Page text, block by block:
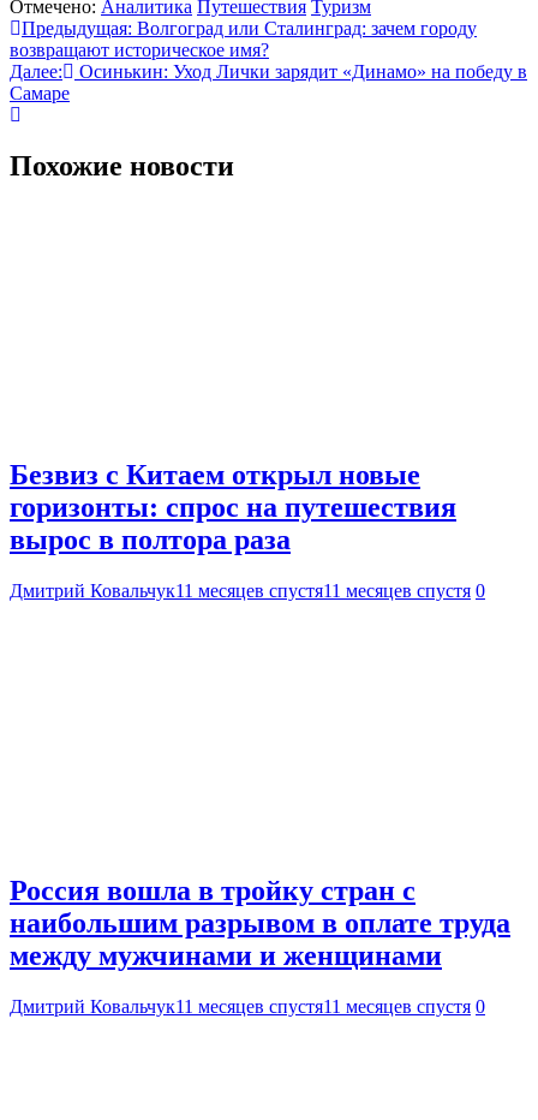
Отмечено: Аналитика Путешествия Туризм
Навигация
по
записям
Предыдущая: Волгоград или Сталинград: зачем городу
возвращают историческое имя?
Далее:
Осинькин: Уход Лички зарядит «Динамо» на победу в
Самаре
Похожие новости
Безвиз с Китаем открыл новые
горизонты: спрос на путешествия
вырос в полтора раза
Дмитрий Ковальчук11 месяцев спустя11 месяцев спустя 0
Россия вошла в тройку стран с
наибольшим разрывом в оплате труда
между мужчинами и женщинами
Дмитрий Ковальчук11 месяцев спустя11 месяцев спустя 0